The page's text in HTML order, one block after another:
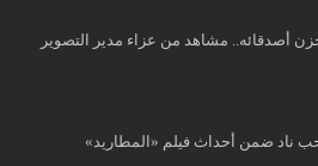
أصدقائه.. مشاهد من عزاء مدير التصوير
ناد ضمن أحداث فيلم «المطاريد»